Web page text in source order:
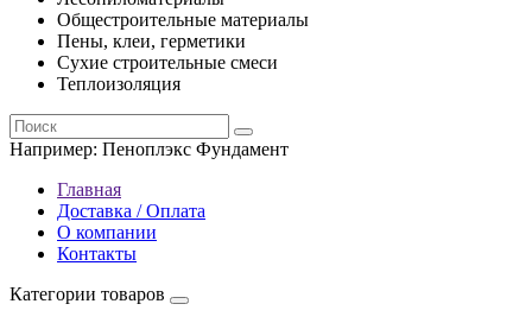
Общестроительные материалы
Пены, клеи, герметики
Сухие строительные смеси
Теплоизоляция
Например: Пеноплэкс Фундамент
Главная
Доставка / Оплата
О компании
Контакты
Категории товаров